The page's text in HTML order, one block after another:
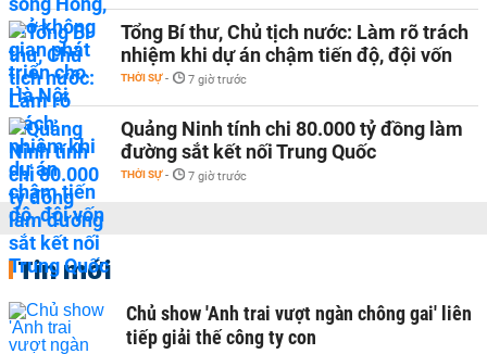
Tổng Bí thư, Chủ tịch nước: Làm rõ trách
nhiệm khi dự án chậm tiến độ, đội vốn
THỜI SỰ - 7 giờ trước
Quảng Ninh tính chi 80.000 tỷ đồng làm
đường sắt kết nối Trung Quốc
THỜI SỰ - 7 giờ trước
Tin mới
Chủ show 'Anh trai vượt ngàn chông gai' liên
tiếp giải thế công ty con